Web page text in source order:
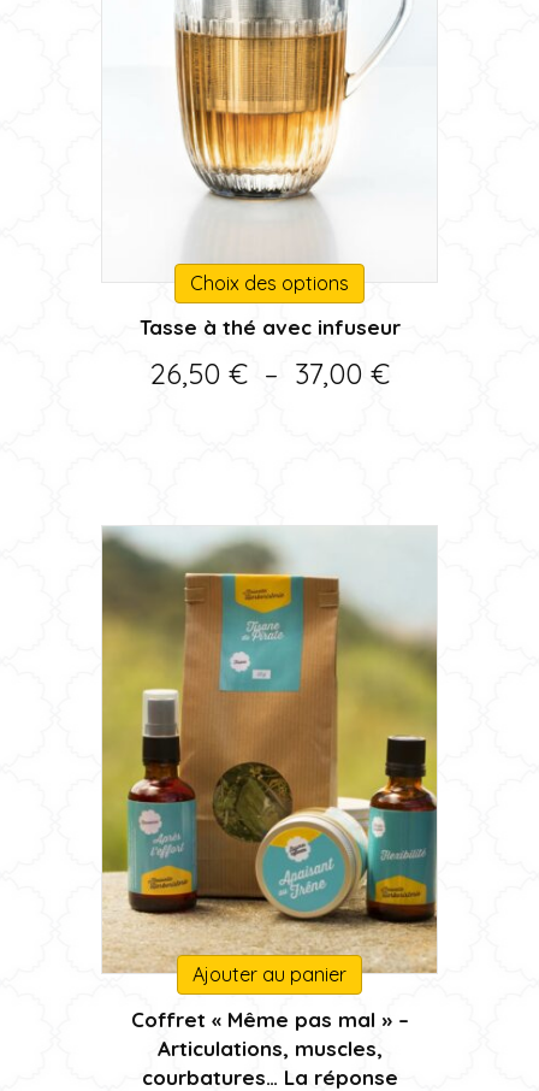
Choix des options
Ce
produit
a
plusieurs
variations.
choisies
page
du
produit
Tasse à thé avec infuseur
26,50 € – 37,00 €Plage
à
Ajouter au panier
Coffret « Même pas mal » –
Articulations, muscles,
courbatures… La réponse